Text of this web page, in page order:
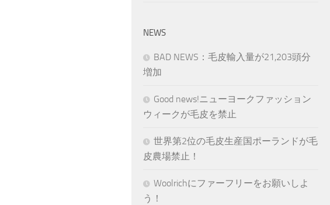
NEWS
BAD NEWS：毛皮輸入量が21,203頭分
増加
Good news!ニューヨークファッション
ウィークが毛皮を禁止
世界第2位の毛皮生産国ポーランドが毛
皮農場禁止！
Woolrichにファーフリーをお願いしよ
う！